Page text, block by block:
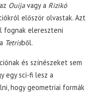
Ouijavagy a Rizikó
először olvastak. Azt
fognak elereszteni
Tetrisből.
és színészeket sem
egy sci-fi lesz a
hogy geometriai formák